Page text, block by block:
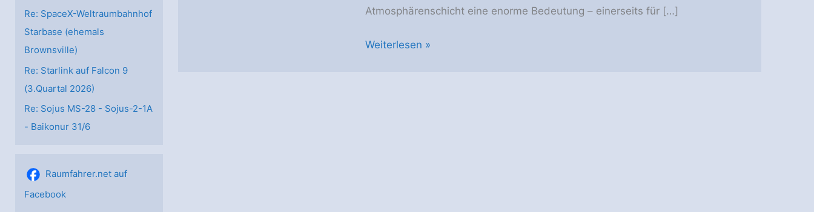
Re: SpaceX-Weltraumbahnhof
Starbase (ehemals
Brownsville)
Re: Starlink auf Falcon 9
(3.Quartal 2026)
Re: Sojus MS-28 - Sojus-2-1А
- Baikonur 31/6
Raumfahrer.net auf
Facebook
Atmosphärenschicht eine enorme Bedeutung – einerseits für […]
Universität
Weiterlesen »